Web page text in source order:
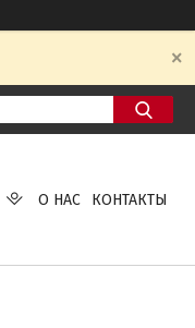
О НАС КОНТАКТЫ